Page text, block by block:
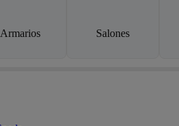
Armarios Salones